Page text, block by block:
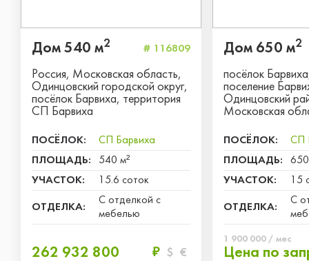
Дом 540 м2 # 116809
Россия, Московская область,
Одинцовский городской округ,
посёлок Барвиха, территория
СП Барвиха
ПОСЁЛОК:
СП Барвиха
ПЛОЩАДЬ:
540 м²
УЧАСТОК:
15.6 соток
ОТДЕЛКА:
С отделкой с
мебелью
262 932 800 ₽ $ €
Дом 650 м2
посёлок
поселение
Одинцовский
Московская
ПОСЁЛОК:
СП
ПЛОЩАДЬ:
УЧАСТОК:
15
ОТДЕЛКА:
С
1 900 000 / мес
Цена по